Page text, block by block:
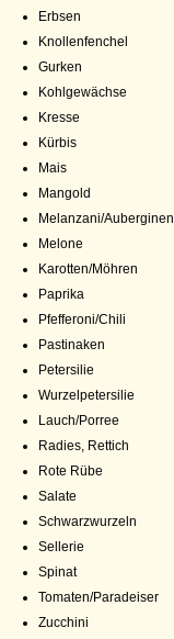
Erbsen
Knollenfenchel
Gurken
Kohlgewächse
Kresse
Kürbis
Mais
Mangold
Melanzani/Auberginen
Melone
Karotten/Möhren
Paprika
Pfefferoni/Chili
Pastinaken
Petersilie
Wurzelpetersilie
Lauch/Porree
Radies, Rettich
Rote Rübe
Salate
Schwarzwurzeln
Sellerie
Spinat
Tomaten/Paradeiser
Zucchini